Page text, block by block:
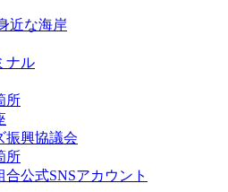
近な海岸
ナル
所
振興協議会
所
公式SNSアカウント